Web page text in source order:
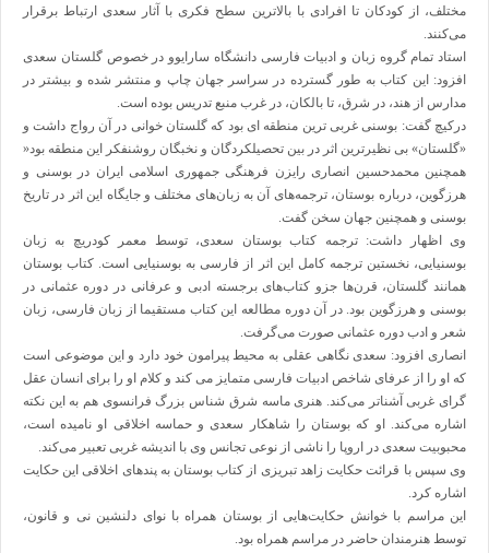
پادکست‌ها
یاد مفاخر
نسخه و سند
نگاره
با میراث
درباره ما
تماس با ما
عضویت در خبرنامه
فروشگاه کتاب
■ پخش زنده
♥ حامیان
دانشگاه افغانستان
فهرست
مختلف، از کودکان تا افرادی با بالاترین سطح فکری با آثار سعدی ارتباط برقرار
میکنند.
استاد تمام گروه زبان و ادبیات فارسی دانشگاه سارایوو در خصوص گلستان سعدی
افزود: این کتاب به طور گسترده در سراسر جهان چاپ و منتشر شده و بیشتر در
مدارس از هند، در شرق، تا بالکان، در غرب منبع تدریس بوده است.
درکیچ گفت: بوسنی غربی ترین منطقه ای بود که گلستان خوانی در آن رواج داشت و
«گلستان» بی نظیرترین اثر در بین تحصیلکردگان و نخبگان روشنفکر این منطقه بود»
همچنین محمدحسین انصاری رایزن فرهنگی جمهوری اسلامی ایران در بوسنی و
هرزگوین، درباره بوستان، ترجمههای آن به زبانهای مختلف و جایگاه این اثر در تاریخ
بوسنی و همچنین جهان سخن گفت.
وی اظهار داشت: ترجمه کتاب بوستان سعدی، توسط معمر کودریچ به زبان
بوسنیایی، نخستین ترجمه کامل این اثر از فارسی به بوسنیایی است. کتاب بوستان
همانند گلستان، قرنها جزو کتابهای برجسته ادبی و عرفانی در دوره عثمانی در
بوسنی و هرزگوین بود. در آن دوره مطالعه این کتاب مستقیما از زبان فارسی، زبان
شعر و ادب دوره عثمانی صورت میگرفت.
انصاری افزود: سعدی نگاهی عقلی به محیط پیرامون خود دارد و این موضوعی است
که او را از عرفای شاخص ادبیات فارسی متمایز می کند و کلام او را برای انسان عقل
گرای غربی آشناتر میکند. هنری ماسه شرق شناس بزرگ فرانسوی هم به این نکته
اشاره میکند. او که بوستان را شاهکار سعدی و حماسه اخلاقی او نامیده است،
محبوبیت سعدی در اروپا را ناشی از نوعی تجانس وی با اندیشه غربی تعبیر میکند.
وی سپس با قرائت حکایت زاهد تبریزی از کتاب بوستان به پندهای اخلاقی این حکایت
اشاره کرد.
این مراسم با خوانش حکایتهایی از بوستان همراه با نوای دلنشین نی و قانون،
توسط هنرمندان حاضر در مراسم همراه بود.